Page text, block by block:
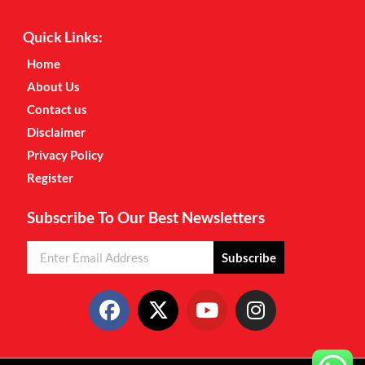
Quick Links:
Home
About Us
Contact us
Disclaimer
Privacy Policy
Register
Subscribe To Our Best Newsletters
Subscribe